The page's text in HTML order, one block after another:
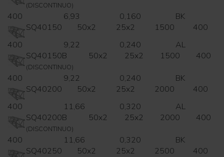
(DISCONTINUO)
400 6,93 0,160
BK
SQ40150
50x2 25x2 1500
400
400
9,22 0,240
AL
SQ40150B
(DISCONTINUO)
50x2 25x2 1500 400
400 9,22 0,240
BK
SQ40200
50x2 25x2 2000
400
400
11,66 0,320
AL
SQ40200B
(DISCONTINUO)
50x2 25x2 2000 400
400 11,66 0,320
BK
SQ40250
50x2 25x2 2500
400